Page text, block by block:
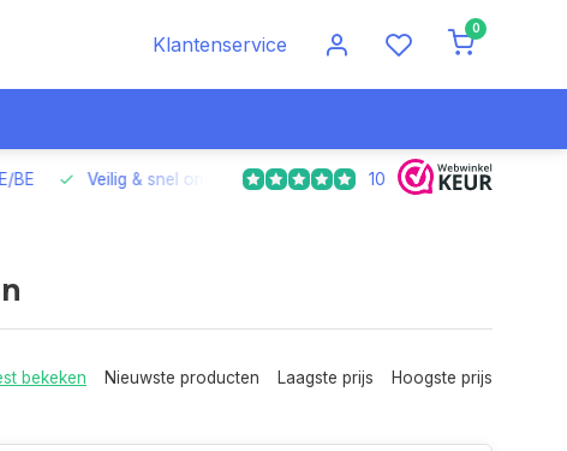
Klantenservice
0
Veilig & snel online betalen Voor 17.00 uur besteld,
10
bekeken Nieuwste producten Laagste prijs Hoogste prijs